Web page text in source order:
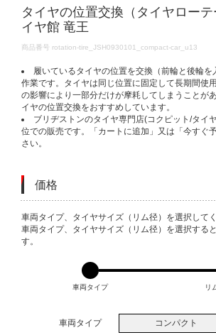
タイヤの位置交換（タイヤロー
イヤ館 竜王
DETAILS
商品番号 rotation-tire_JSH0930101_compact-car_u13
履いているタイヤの位置を交換（前輪と後輪を
作業です。タイヤは同じ位置に固定して長期間使
の影響により一部分だけが摩耗してしまうことが
イヤの位置交換をおすすめしています。
ブリヂストンのタイヤ専門店(コクピット/タイ
位での販売です。「カートに追加」又は「今すぐ
さい。
価格
VARIATIONS
車両タイプ、タイヤサイズ（リム径）を選択してく
車両タイプ、タイヤサイズ（リム径）を選択する
す。
車両タイプ リ
車両タイプ コンパクト